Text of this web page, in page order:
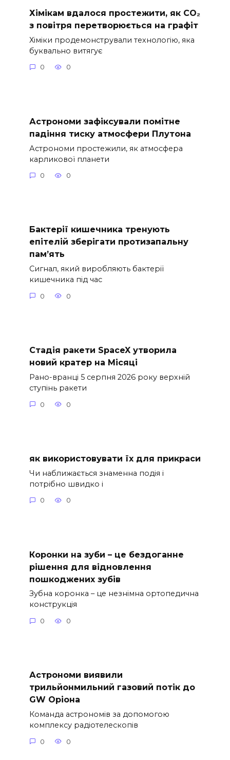
Хімікам вдалося простежити, як CO₂
з повітря перетворюється на графіт
Хіміки продемонстрували технологію, яка
буквально витягує
0 0
Астрономи зафіксували помітне
падіння тиску атмосфери Плутона
Астрономи простежили, як атмосфера
карликової планети
0 0
Бактерії кишечника тренують
епітелій зберігати протизапальну
пам’ять
Сигнал, який виробляють бактерії
кишечника під час
0 0
Стадія ракети SpaceX утворила
новий кратер на Місяці
Рано-вранці 5 серпня 2026 року верхній
ступінь ракети
0 0
як використовувати їх для прикраси
Чи наближається знаменна подія і
потрібно швидко і
0 0
Коронки на зуби – це бездоганне
рішення для відновлення
пошкоджених зубів
Зубна коронка – це незнімна ортопедична
конструкція
0 0
Астрономи виявили
трильйонмильний газовий потік до
GW Оріона
Команда астрономів за допомогою
комплексу радіотелескопів
0 0